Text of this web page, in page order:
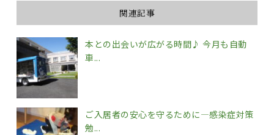
関連記事
本との出会いが広がる時間♪ 今月も自動
車...
ご入居者の安心を守るために―感染症対策
勉...